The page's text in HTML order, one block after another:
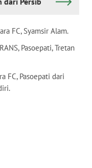
FC, Syamsir Alam.
Pasoepati, Tretan
FC, Pasoepati dari